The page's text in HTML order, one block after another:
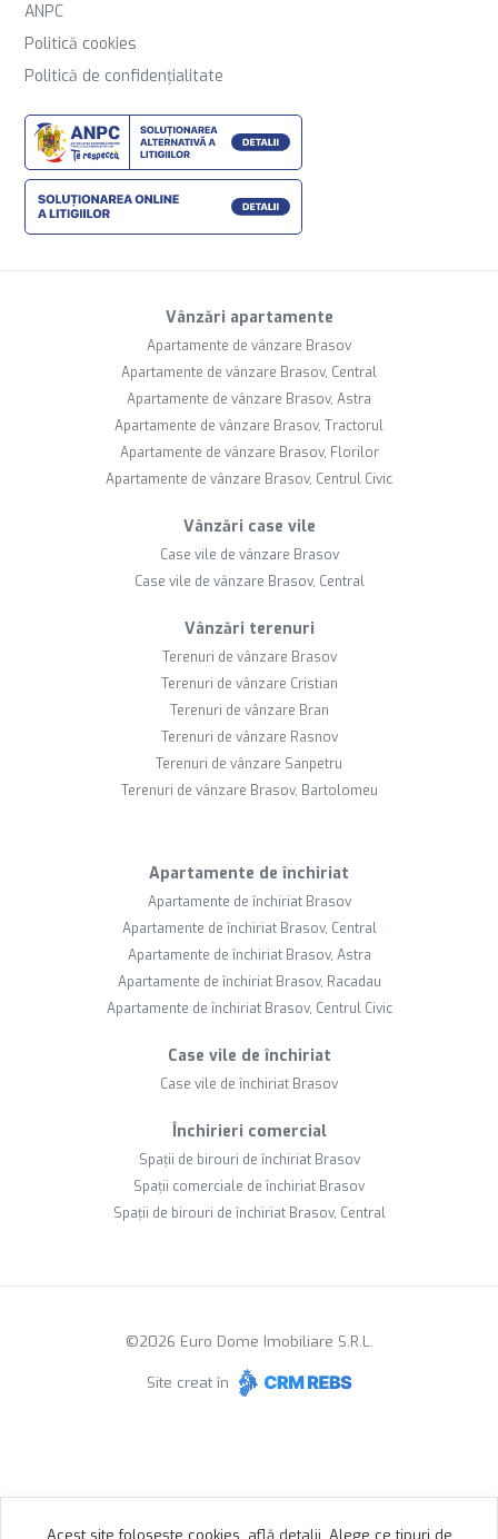
ANPC
Politică cookies
Politică de confidențialitate
Vânzări apartamente
Apartamente de vânzare Brasov
Apartamente de vânzare Brasov, Central
Apartamente de vânzare Brasov, Astra
Apartamente de vânzare Brasov, Tractorul
Apartamente de vânzare Brasov, Florilor
Apartamente de vânzare Brasov, Centrul Civic
Vânzări case vile
Case vile de vânzare Brasov
Case vile de vânzare Brasov, Central
Vânzări terenuri
Terenuri de vânzare Brasov
Terenuri de vânzare Cristian
Terenuri de vânzare Bran
Terenuri de vânzare Rasnov
Terenuri de vânzare Sanpetru
Terenuri de vânzare Brasov, Bartolomeu
Apartamente de închiriat
Apartamente de închiriat Brasov
Apartamente de închiriat Brasov, Central
Apartamente de închiriat Brasov, Astra
Apartamente de închiriat Brasov, Racadau
Apartamente de închiriat Brasov, Centrul Civic
Case vile de închiriat
Case vile de închiriat Brasov
Închirieri comercial
Spații de birouri de închiriat Brasov
Spații comerciale de închiriat Brasov
Spații de birouri de închiriat Brasov, Central
©2026 Euro Dome Imobiliare S.R.L.
Site creat în
Acest site folosește cookies, află detalii Alege ce tipuri de